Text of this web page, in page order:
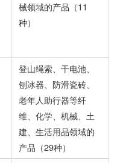
械领域的产品（11
种）
登山绳索、干电池、
刨冰器、防滑瓷砖、
老年人助行器等纤
维、化学、机械、土
建、生活用品领域的
产品（29种）